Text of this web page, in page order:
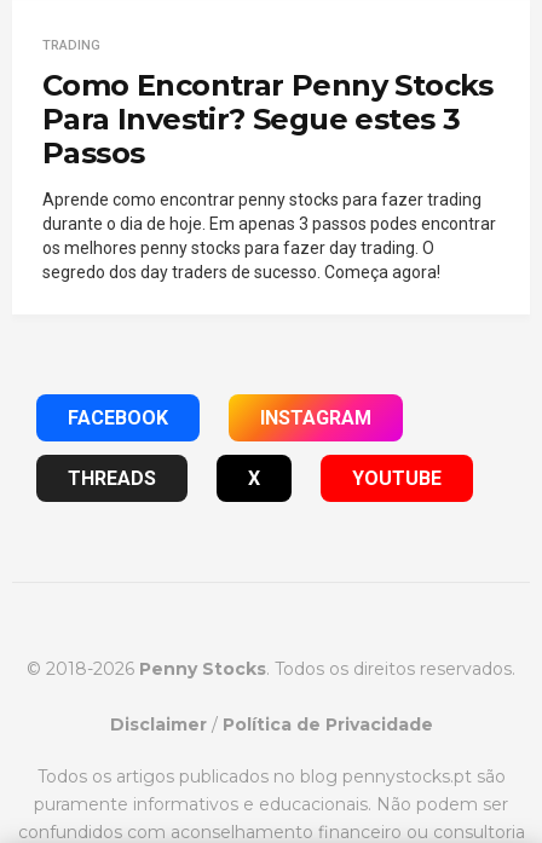
TRADING
Como Encontrar Penny Stocks
Para Investir? Segue estes 3
Passos
Aprende como encontrar penny stocks para fazer trading
durante o dia de hoje. Em apenas 3 passos podes encontrar
os melhores penny stocks para fazer day trading. O
segredo dos day traders de sucesso. Começa agora!
FACEBOOK INSTAGRAM
THREADS X YOUTUBE
© 2018-2026 Penny Stocks. Todos os direitos reservados.
Disclaimer/ Política de Privacidade
Todos os artigos publicados no blog pennystocks.pt são
puramente informativos e educacionais. Não podem ser
confundidos com aconselhamento financeiro ou consultoria